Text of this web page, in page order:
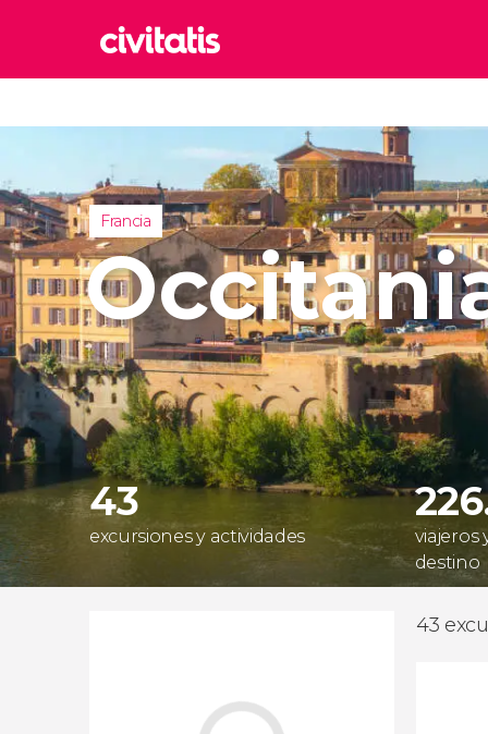
Italia
Reino
Reino
Turquía
Francia
43
excursiones y actividades
viajeros
destino
43